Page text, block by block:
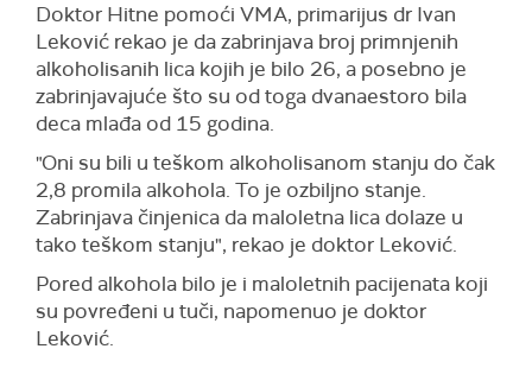
Doktor Hitne pomoći VMA, primarijus dr Ivan
Leković rekao je da zabrinjava broj primnjenih
alkoholisanih lica kojih je bilo 26, a posebno je
zabrinjavajuće što su od toga dvanaestoro bila
deca mlađa od 15 godina.
"Oni su bili u teškom alkoholisanom stanju do čak
2,8 promila alkohola. To je ozbiljno stanje.
Zabrinjava činjenica da maloletna lica dolaze u
tako teškom stanju", rekao je doktor Leković.
Pored alkohola bilo je i maloletnih pacijenata koji
su povređeni u tuči, napomenuo je doktor
Leković.